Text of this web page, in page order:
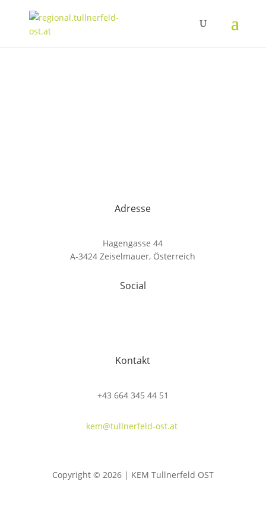
Adresse
Hagengasse 44
A-3424 Zeiselmauer, Österreich
Social
Kontakt
+43 664 345 44 51
kem@tullnerfeld-ost.at
Copyright © 2026 | KEM Tullnerfeld OST